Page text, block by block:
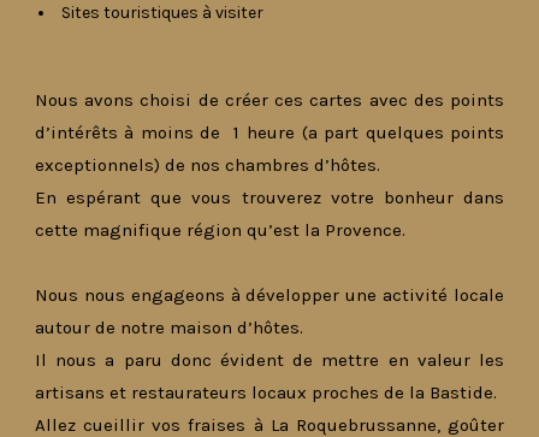
Sites touristiques à visiter
Nous avons choisi de créer ces cartes avec des points
d’intérêts à moins de 1 heure (a part quelques points
exceptionnels) de nos chambres d’hôtes.
En espérant que vous trouverez votre bonheur dans
cette magnifique région qu’est la Provence.
Nous nous engageons à développer une activité locale
autour de notre maison d’hôtes.
Il nous a paru donc évident de mettre en valeur les
artisans et restaurateurs locaux proches de la Bastide.
Allez cueillir vos fraises à La Roquebrussanne, goûter